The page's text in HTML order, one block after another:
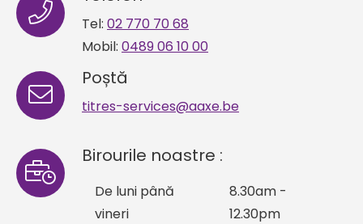
Tel: 02 770 70 68
Mobil: 0489 06 10 00
Poștă
titres-services@aaxe.be
Birourile noastre :
De luni până
vineri
8.30am -
12.30pm